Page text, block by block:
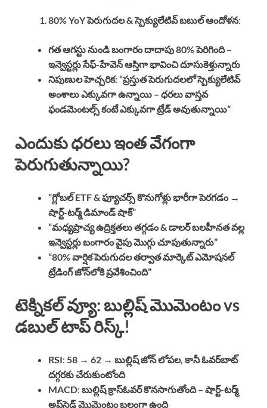
80% YoY పెరుగుదల & స్పెక్యులేటివ్ బబుల్ ఆందోళన:
గత ఆగస్టు నుండి బంగారం దాదాపు 80% పెరిగింది –
ఇన్వెస్టర్లు సేఫ్-హేవెన్ ఆస్తిగా భావించి దూసుకెళ్తున్నారు
నిపుణుల హెచ్చరిక: “ప్రస్తుత పెరుగుదలలో స్పెక్యులేటివ్
అంశాలు ఎక్కువగా ఉన్నాయి – ధరలు వాస్తవ
ఫండమెంటల్స్ కంటే ఎక్కువగా ట్రేడ్ అవుతున్నాయి”
ఎందుకు ధరలు ఇంత వేగంగా
పెరుగుతున్నాయి?
“గ్లోబల్ ETF & ఫ్యూచర్స్ కొనుగోళ్లు భారీగా పెరగడం →
షార్ట్-టర్మ్ డిమాండ్ షాక్”
“మధ్యప్రాచ్య ఉద్రిక్తతలు తగ్గడం & డాలర్ బలహీనత వల్ల
ఇన్వెస్టర్లు బంగారం వైపు మొగ్గు చూపుతున్నారు”
“80% వార్షిక పెరుగుదల తర్వాత మార్కెట్ ఎమోషనల్
ట్రేడింగ్ జోన్‌లోకి ప్రవేశించింది”
టెక్నికల్ వ్యూ: బుల్లిష్ మొమెంటం vs
డబుల్ టాప్ రిస్క్!
RSI: 58 → 62 → బుల్లిష్ జోన్ లోపల, కానీ ఓవర్‌బాట్
దగ్గరకు చేరుకుంటోంది
MACD: బుల్లిష్ క్రాస్ఓవర్ కొనసాగుతోంది – షార్ట్-టర్మ్
అప్‌సైడ్ మొమెంటం బలంగా ఉంది